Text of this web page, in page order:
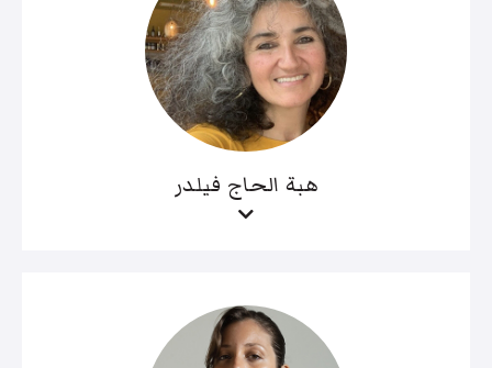
هبة الحاج فيلدر